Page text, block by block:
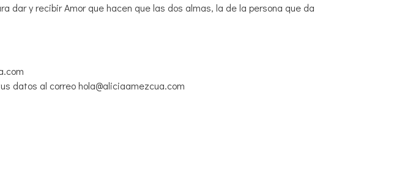
dar y recibir Amor que hacen que las dos almas, la de la persona que da
datos al correo hola@aliciaamezcua.com